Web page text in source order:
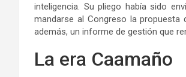
inteligencia. Su pliego había sido
mandarse al Congreso la propuesta
además, un informe de gestión que
La era Caamaño